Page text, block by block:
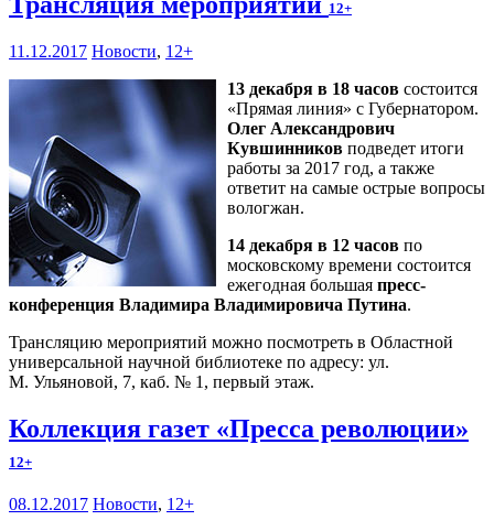
12+
11.12.2017 Новости, 12+
13 декабря в 18 часов состоится
«Прямая линия» с Губернатором.
Олег Александрович
Кувшинников подведет итоги
работы за 2017 год, а также
ответит на самые острые вопросы
вологжан.
14 декабря в 12 часов по
московскому времени состоится
ежегодная большая пресс-
конференция Владимира Владимировича Путина.
Трансляцию мероприятий можно посмотреть в Областной
универсальной научной библиотеке по адресу: ул.
М. Ульяновой, 7, каб. № 1, первый этаж.
Коллекция газет «Пресса революции»
12+
08.12.2017 Новости, 12+